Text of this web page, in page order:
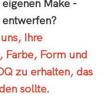
Make -
Ihre
Farbe, Form und
zu erhalten, das
sollte.